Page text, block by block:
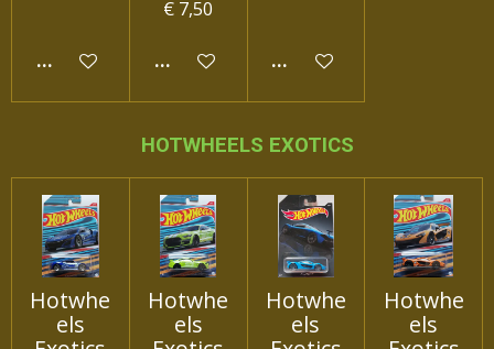
IN WINKELWAGEN
€ 7,50
IN WINKELWAGENIN WINKELWAGEN
HOTWHEELS EXOTICS
Hotwhe
els
Hotwhe
els
Hotwhe
els
Hotwhe
els